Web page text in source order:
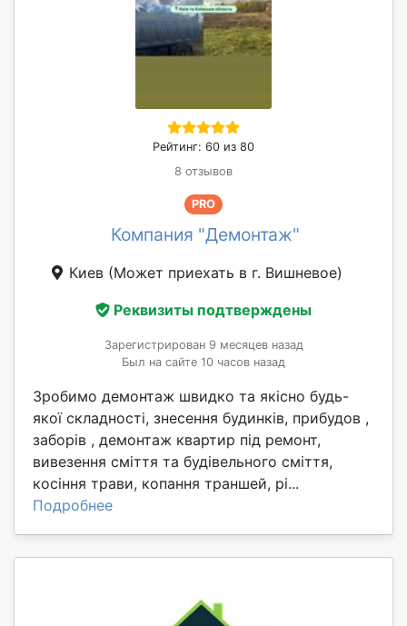
Рейтинг: 60 из 80
8 отзывов
PRO
Компания "Демонтаж"
Киев (Может приехать в г. Вишневое)
Реквизиты подтверждены
Зарегистрирован 9 месяцев назад
Был на сайте 10 часов назад
Зробимо демонтаж швидко та якісно будь-
якої складності, знесення будинків, прибудов ,
заборів , демонтаж квартир під ремонт,
вивезення сміття та будівельного сміття,
косіння трави, копання траншей, рі...
Подробнее